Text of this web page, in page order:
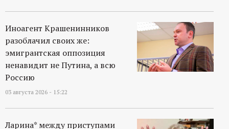
Иноагент Крашенинников
разоблачил своих же:
эмигрантская оппозиция
ненавидит не Путина, а всю
Россию
03 августа 2026 - 15:22
Ларина* между приступами